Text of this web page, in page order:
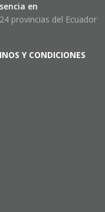
en
provincias del Ecuador
Y CONDICIONES